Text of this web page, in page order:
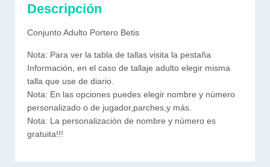
Descripción
Conjunto Adulto Portero Betis
Nota: Para ver la tabla de tallas visita la pestaña
Información, en el caso de tallaje adulto elegir misma
talla que use de diario.
Nota: En las opciones puedes elegir nombre y número
personalizado o de jugador,parches,y más.
Nota: La personalización de nombre y número es
gratuita!!!